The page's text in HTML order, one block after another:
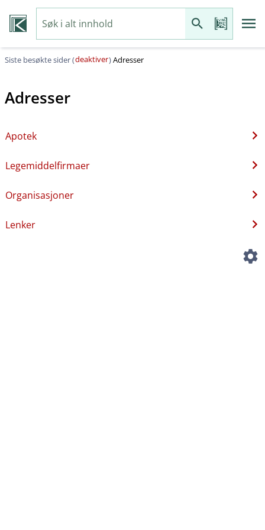
Siste besøkte sider (deaktiver)Adresser
Adresser
Apotek
Legemiddelfirmaer
Organisasjoner
Lenker